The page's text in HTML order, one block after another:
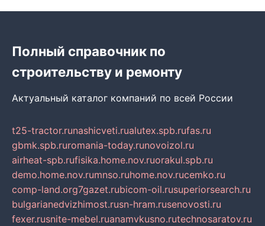
Полный справочник по
строительству и ремонту
Актуальный каталог компаний по всей России
t25-tractor.runashicveti.rualutex.spb.rufas.ru
gbmk.spb.ruromania-today.runovoizol.ru
airheat-spb.rufisika.home.nov.ruorakul.spb.ru
demo.home.nov.rumnso.ruhome.nov.rucemko.ru
comp-land.org7gazet.rubicom-oil.rusuperiorsearch.ru
bulgarianedvizhimost.rusn-hram.rusenovosti.ru
fexer.rusnite-mebel.ruanamvkusno.rutechnosaratov.ru